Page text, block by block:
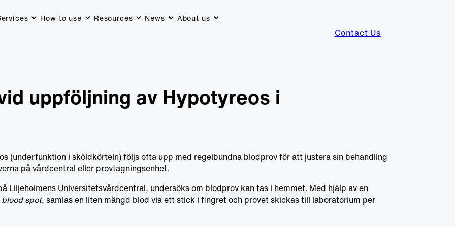
How to use Resources News About us
Contact Us
uppföljning av Hypotyreos i
(underfunktion i sköldkörteln) följs ofta upp med regelbundna blodprov för att justera sin behandling
på vårdcentral eller provtagningsenhet.
Liljeholmens Universitetsvårdcentral, undersöks om blodprov kan tas i hemmet. Med hjälp av en
spot, samlas en liten mängd blod via ett stick i fingret och provet skickas till laboratorium per